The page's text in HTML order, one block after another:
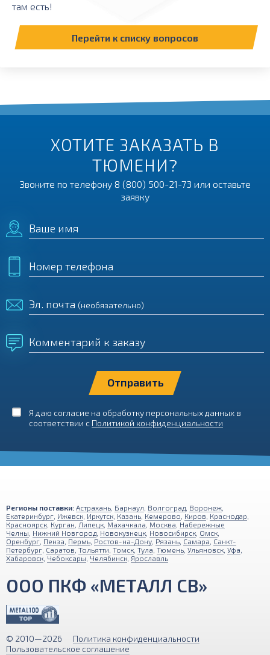
ХОТИТЕ ЗАКАЗАТЬ В
ТЮМЕНИ?
Звоните по телефону 8 (800) 500-21-73 или оставьте
заявку
Ваше имя
Номер телефона
Эл. почта (необязательно)
Комментарий к заказу
Я даю согласие на обработку персональных данных в
соответствии с Политикой конфиденциальности
там есть!
Перейти к списку вопросов
Регионы поставки: Астрахань Барнаул Волгоград Воронеж
Екатеринбург Ижевск Иркутск Казань Кемерово Киров Краснодар
Красноярск Курган Липецк Махачкала Москва Набережные
Челны Нижний Новгород Новокузнецк Новосибирск Омск
Оренбург Пенза Пермь Ростов-на-Дону Рязань Самара Санкт-
Петербург Саратов Тольятти Томск Тула Тюмень Ульяновск Уфа
Хабаровск Чебоксары Челябинск Ярославль
ООО ПКФ «МЕТАЛЛ СВ»
© 2010—2026
Политика конфиденциальности
Пользовательское соглашение